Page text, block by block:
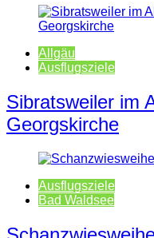
Allgäu
Ausflugsziele
Sibratsweiler im
Georgskirche
Ausflugsziele
Bad Waldsee